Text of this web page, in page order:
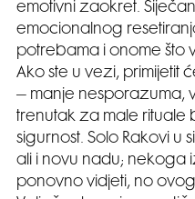
emotivni zaokret.
emocionalnog
potrebama i onome što
Ako ste u vezi, primijetit
– manje nesporazuma,
trenutak za male rituale
sigurnost. Solo Rakovi u
ali i novu nadu; nekoga
ponovno vidjeti, no